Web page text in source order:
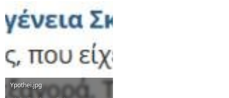
Ypothei.jpg